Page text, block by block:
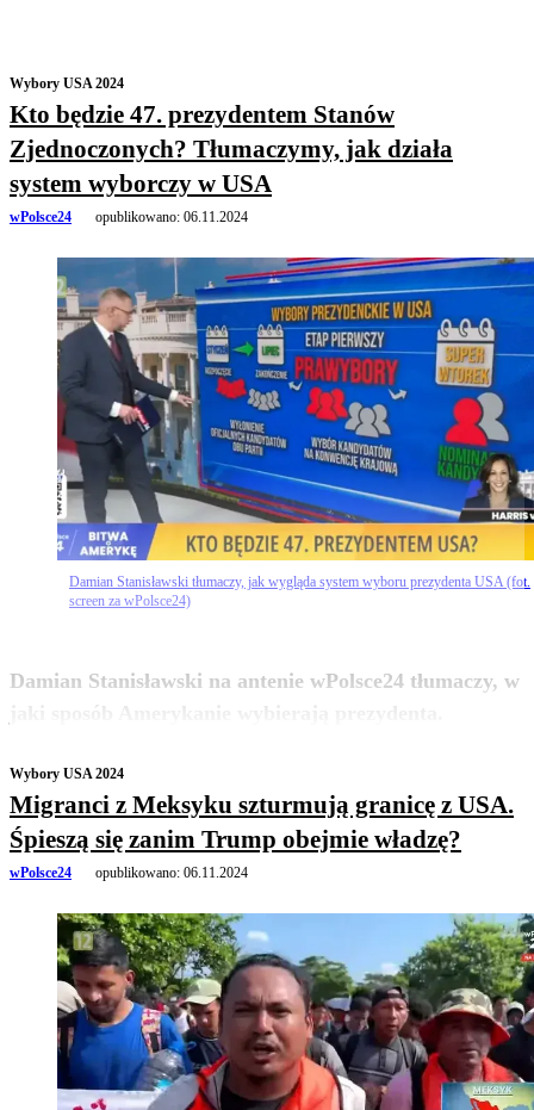
Wybory USA 2024
Kto będzie 47. prezydentem Stanów
Zjednoczonych? Tłumaczymy, jak działa
system wyborczy w USA
wPolsce24 opublikowano: 06.11.2024
Damian Stanisławski tłumaczy, jak wygląda system wyboru prezydenta USA (fot.
screen za wPolsce24)
Damian Stanisławski na antenie wPolsce24 tłumaczy, w
jaki sposób Amerykanie wybierają prezydenta.
zobacz więcej
Wybory USA 2024
Migranci z Meksyku szturmują granicę z USA.
Śpieszą się zanim Trump obejmie władzę?
wPolsce24 opublikowano: 06.11.2024